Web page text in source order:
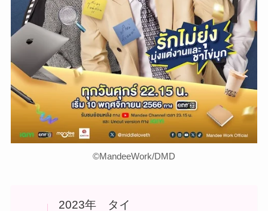
©︎MandeeWork/DMD
2023年 タイ